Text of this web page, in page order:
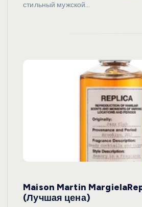
стильный мужской…
Maison Martin
(Лучшая цена)